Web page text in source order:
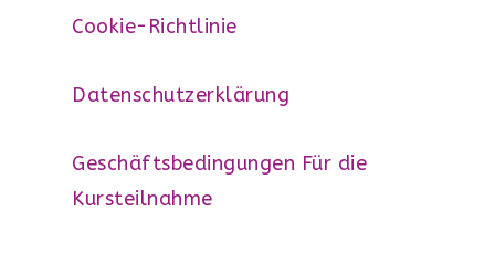
Cookie-Richtlinie
Datenschutzerklärung
Geschäftsbedingungen Für die
Kursteilnahme